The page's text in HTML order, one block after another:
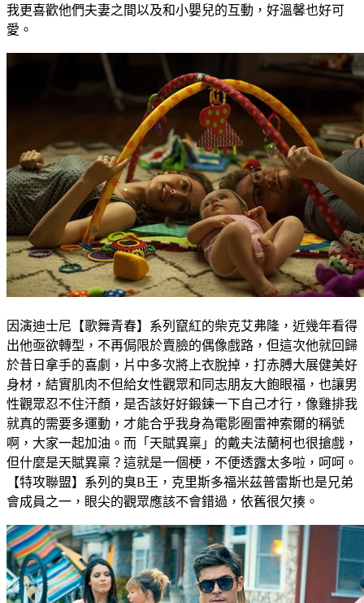
我更喜歡他們夫妻之間以及和小嬰兒的互動，好溫馨也好可
愛。
因演迪士尼【歌舞青春】系列竄紅的柴克艾弗隆，近幾年看得
出他亟欲轉型，不再侷限於賣臉的偶像戲路，但這次他就回歸
於昔日拿手的喜劇，片中多次將上衣脫掉，打赤膊大展健美好
身材，結實肌肉不但給女性觀眾和同志朋友大飽眼福，也讓男
性觀眾忍不住汗顏，是否該好好鍛鍊一下自己才行，像雞排我
就真的需要多運動，才能合乎我身為電影圈雷神索爾的稱號
啊，大家一起加油。而「天賦異稟」的戴夫法蘭柯也很搶戲，
但什麼是天賦異稟？這就是一個梗，不便透露太多啦，呵呵。
【特攻聯盟】系列的臭B王，克里斯多福米茲普雷斯也是兄弟
會成員之一，眼尖的觀眾應該不會錯過，依舊很欠揍。